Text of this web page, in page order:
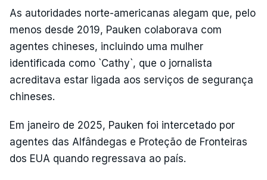
As autoridades norte-americanas alegam que, pelo
menos desde 2019, Pauken colaborava com
agentes chineses, incluindo uma mulher
identificada como `Cathy`, que o jornalista
acreditava estar ligada aos serviços de segurança
chineses.
Em janeiro de 2025, Pauken foi intercetado por
agentes das Alfândegas e Proteção de Fronteiras
dos EUA quando regressava ao país.